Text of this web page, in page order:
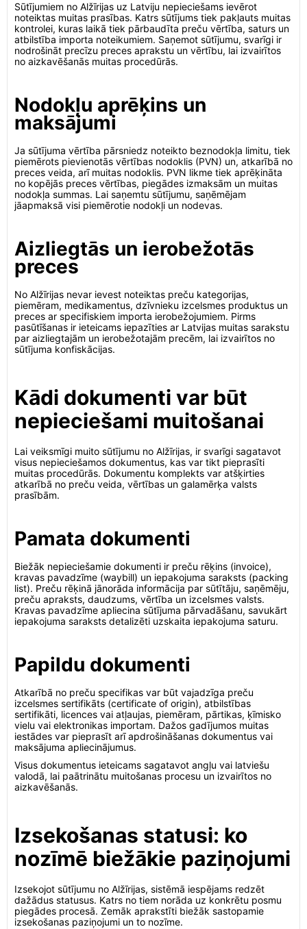
Sūtījumiem no Alžīrijas uz Latviju nepieciešams ievērot
noteiktas muitas prasības. Katrs sūtījums tiek pakļauts muitas
kontrolei, kuras laikā tiek pārbaudīta preču vērtība, saturs un
atbilstība importa noteikumiem. Saņemot sūtījumu, svarīgi ir
nodrošināt precīzu preces aprakstu un vērtību, lai izvairītos
no aizkavēšanās muitas procedūrās.
Nodokļu aprēķins un
maksājumi
Ja sūtījuma vērtība pārsniedz noteikto beznodokļa limitu, tiek
piemērots pievienotās vērtības nodoklis (PVN) un, atkarībā no
preces veida, arī muitas nodoklis. PVN likme tiek aprēķināta
no kopējās preces vērtības, piegādes izmaksām un muitas
nodokļa summas. Lai saņemtu sūtījumu, saņēmējam
jāapmaksā visi piemērotie nodokļi un nodevas.
Aizliegtās un ierobežotās
preces
No Alžīrijas nevar ievest noteiktas preču kategorijas,
piemēram, medikamentus, dzīvnieku izcelsmes produktus un
preces ar specifiskiem importa ierobežojumiem. Pirms
pasūtīšanas ir ieteicams iepazīties ar Latvijas muitas sarakstu
par aizliegtajām un ierobežotajām precēm, lai izvairītos no
sūtījuma konfiskācijas.
Kādi dokumenti var būt
nepieciešami muitošanai
Lai veiksmīgi muito sūtījumu no Alžīrijas, ir svarīgi sagatavot
visus nepieciešamos dokumentus, kas var tikt pieprasīti
muitas procedūrās. Dokumentu komplekts var atšķirties
atkarībā no preču veida, vērtības un galamērķa valsts
prasībām.
Pamata dokumenti
Biežāk nepieciešamie dokumenti ir preču rēķins (invoice),
kravas pavadzīme (waybill) un iepakojuma saraksts (packing
list). Preču rēķinā jānorāda informācija par sūtītāju, saņēmēju,
preču apraksts, daudzums, vērtība un izcelsmes valsts.
Kravas pavadzīme apliecina sūtījuma pārvadāšanu, savukārt
iepakojuma saraksts detalizēti uzskaita iepakojuma saturu.
Papildu dokumenti
Atkarībā no preču specifikas var būt vajadzīga preču
izcelsmes sertifikāts (certificate of origin), atbilstības
sertifikāti, licences vai atļaujas, piemēram, pārtikas, ķīmisko
vielu vai elektronikas importam. Dažos gadījumos muitas
iestādes var pieprasīt arī apdrošināšanas dokumentus vai
maksājuma apliecinājumus.
Visus dokumentus ieteicams sagatavot angļu vai latviešu
valodā, lai paātrinātu muitošanas procesu un izvairītos no
aizkavēšanās.
Izsekošanas statusi: ko
nozīmē biežākie paziņojumi
Izsekojot sūtījumu no Alžīrijas, sistēmā iespējams redzēt
dažādus statusus. Katrs no tiem norāda uz konkrētu posmu
piegādes procesā. Zemāk aprakstīti biežāk sastopamie
izsekošanas paziņojumi un to nozīme.